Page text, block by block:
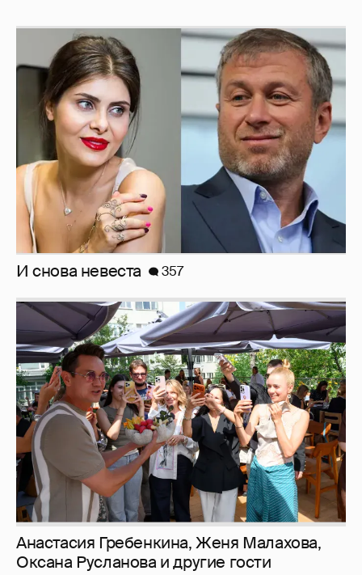
И снова невеста 357
Анастасия Гребенкина, Женя Малахова,
Оксана Русланова и другие гости